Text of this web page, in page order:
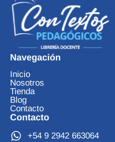
Navegación
Inicio
Nosotros
Tienda
Blog
Contacto
Contacto
+54 9 2942 663064